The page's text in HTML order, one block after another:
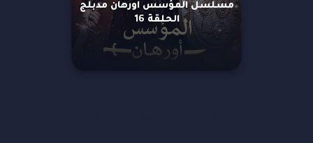
مسلسل المؤسس اورهان مدبلج
الحلقة 16